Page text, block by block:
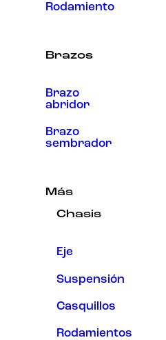
Rodamiento
Brazos
Brazo
abridor
Brazo
sembrador
Más
Chasis
Eje
Suspensión
Casquillos
Rodamientos